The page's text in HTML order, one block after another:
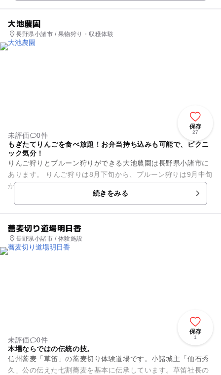
大池農園
長野県小諸市 / 果物狩り・収穫体験
保存
27
未評価
0件
もぎたてりんごを食べ放題！お弁当持ち込みも可能で、ピクニ
ック気分！
りんご狩りとプルーン狩りができる大池農園は長野県小諸市に
あります。 りんご狩りは8月下旬から、プルーン狩りは9月中旬
から楽しむことができます。どちらも食べ放題でお弁当なども
続きをみる
蕎麦切り道場明日香
長野県小諸市 / 体験施設
保存
1
未評価
0件
本場ならではの伝統の技。
信州蕎麦「草笛」の蕎麦切り体験道場です。小諸城主「仙石秀
久」公の伝えた七割蕎麦を基本に伝承しています。草笛社長の